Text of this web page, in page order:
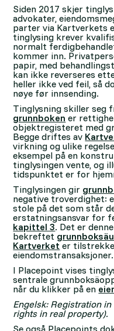
Siden 2017 skjer
advokater,
parter via Kartverkets
tinglysing krever
normalt
kommer inn.
papir, med
kan ikke reverseres
heller ikke ved feil, så
nøye før innsending.
Tinglysning skiller seg
grunnboken er
objektregisteret med
Begge driftes av
virkning og ulike
eksempel på en
tinglysingen vente, og
tidspunktet er for
Tinglysingen gir
negative troverdighet:
stole på det som står
erstatningsansvar for
kapittel 3. Det er
bekreftet
Kartverket er
eiendomstransaksjoner.
I Placepoint vises
sentrale
når du klikker på en
Engelsk: Registration
rights in real property).
Se også Placepoints